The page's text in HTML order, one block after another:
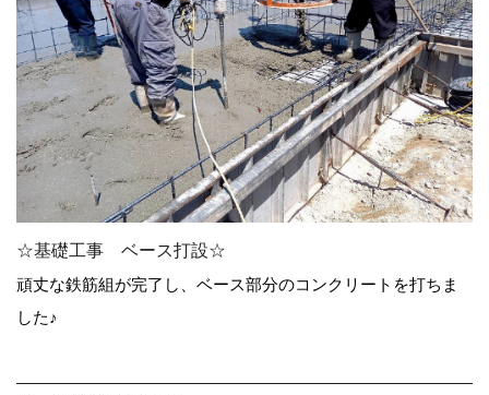
☆基礎工事 ベース打設☆
頑丈な鉄筋組が完了し、ベース部分のコンクリートを打ちま
した♪